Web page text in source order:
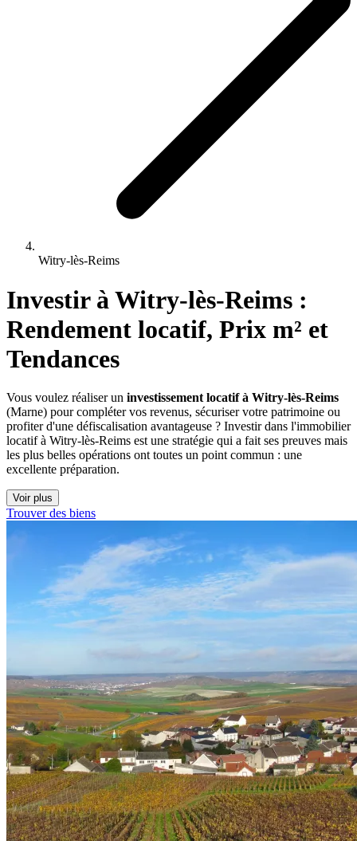
Witry-lès-Reims
Investir à Witry-lès-Reims :
Rendement locatif, Prix m² et
Tendances
Vous voulez réaliser un investissement locatif à Witry-lès-Reims
(Marne) pour compléter vos revenus, sécuriser votre patrimoine ou
profiter d'une défiscalisation avantageuse ? Investir dans l'immobilier
locatif à Witry-lès-Reims est une stratégie qui a fait ses preuves mais
les plus belles opérations ont toutes un point commun : une
excellente préparation.
Voir plus
Trouver des biens